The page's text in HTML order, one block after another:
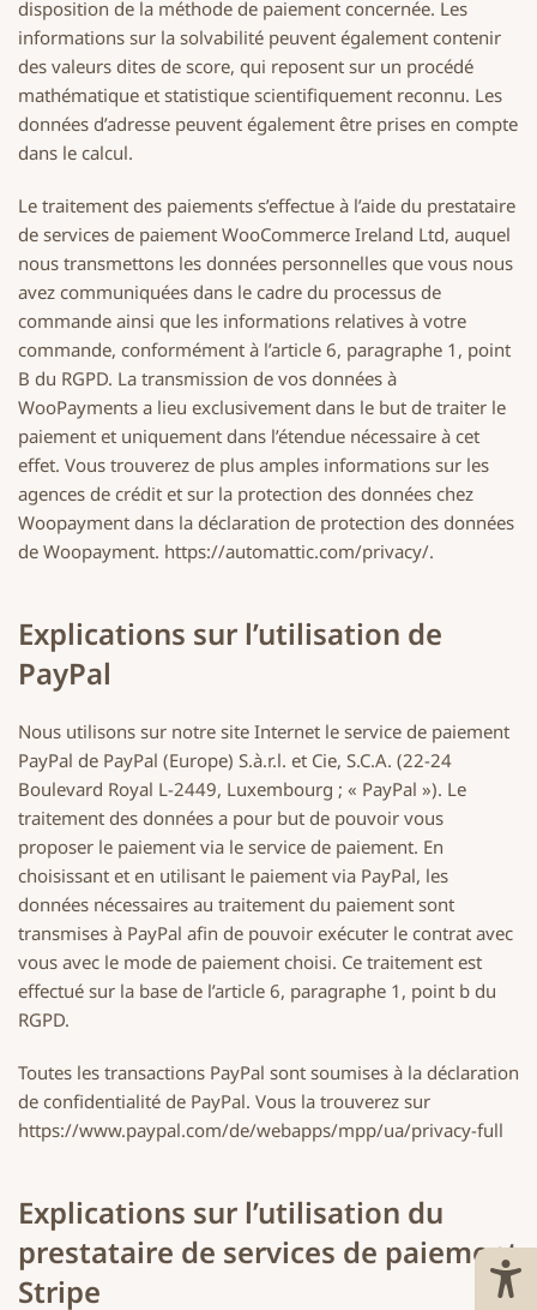
disposition de la méthode de paiement concernée. Les
informations sur la solvabilité peuvent également contenir
des valeurs dites de score, qui reposent sur un procédé
mathématique et statistique scientifiquement reconnu. Les
données d’adresse peuvent également être prises en compte
dans le calcul.
Le traitement des paiements s’effectue à l’aide du prestataire
de services de paiement WooCommerce Ireland Ltd, auquel
nous transmettons les données personnelles que vous nous
avez communiquées dans le cadre du processus de
commande ainsi que les informations relatives à votre
commande, conformément à l’article 6, paragraphe 1, point
B du RGPD. La transmission de vos données à
WooPayments a lieu exclusivement dans le but de traiter le
paiement et uniquement dans l’étendue nécessaire à cet
effet. Vous trouverez de plus amples informations sur les
agences de crédit et sur la protection des données chez
Woopayment dans la déclaration de protection des données
de Woopayment. https://automattic.com/privacy/.
Explications sur l’utilisation de
PayPal
Nous utilisons sur notre site Internet le service de paiement
PayPal de PayPal (Europe) S.à.r.l. et Cie, S.C.A. (22-24
Boulevard Royal L-2449, Luxembourg ; « PayPal »). Le
traitement des données a pour but de pouvoir vous
proposer le paiement via le service de paiement. En
choisissant et en utilisant le paiement via PayPal, les
données nécessaires au traitement du paiement sont
transmises à PayPal afin de pouvoir exécuter le contrat avec
vous avec le mode de paiement choisi. Ce traitement est
effectué sur la base de l’article 6, paragraphe 1, point b du
RGPD.
Toutes les transactions PayPal sont soumises à la déclaration
de confidentialité de PayPal. Vous la trouverez sur
https://www.paypal.com/de/webapps/mpp/ua/privacy-full
Explications sur l’utilisation du
prestataire de services de paiement
Stripe